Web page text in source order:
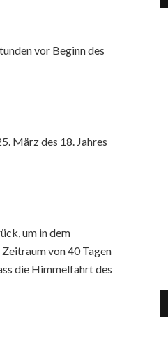
vor Beginn des
März des 18. Jahres
um in dem
von 40 Tagen
die Himmelfahrt des